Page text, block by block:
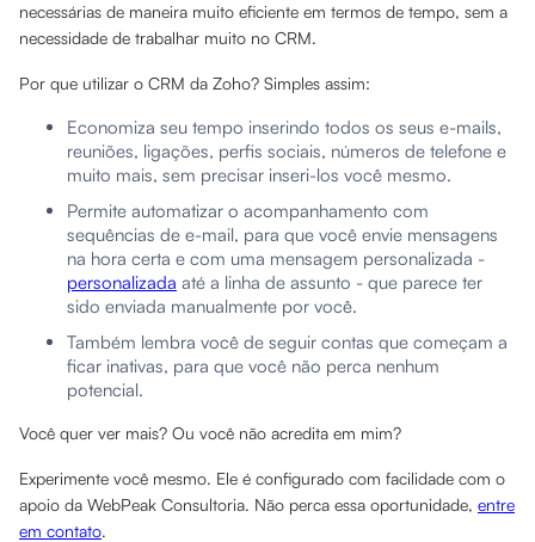
necessárias de maneira muito eficiente em termos de tempo, sem a
necessidade de trabalhar muito no CRM.
Por que utilizar o CRM da Zoho? Simples assim:
Economiza seu tempo inserindo todos os seus e-mails,
reuniões, ligações, perfis sociais, números de telefone e
muito mais, sem precisar inseri-los você mesmo.
Permite automatizar o acompanhamento com
sequências de e-mail, para que você envie mensagens
na hora certa e com uma mensagem personalizada -
personalizada até a linha de assunto - que parece ter
sido enviada manualmente por você.
Também lembra você de seguir contas que começam a
ficar inativas, para que você não perca nenhum
potencial.
Você quer ver mais? Ou você não acredita em mim?
Experimente você mesmo. Ele é configurado com facilidade com o
apoio da WebPeak Consultoria. Não perca essa oportunidade, entre
em contato.